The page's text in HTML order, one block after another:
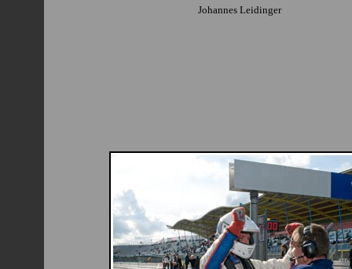
Johannes Leidinger